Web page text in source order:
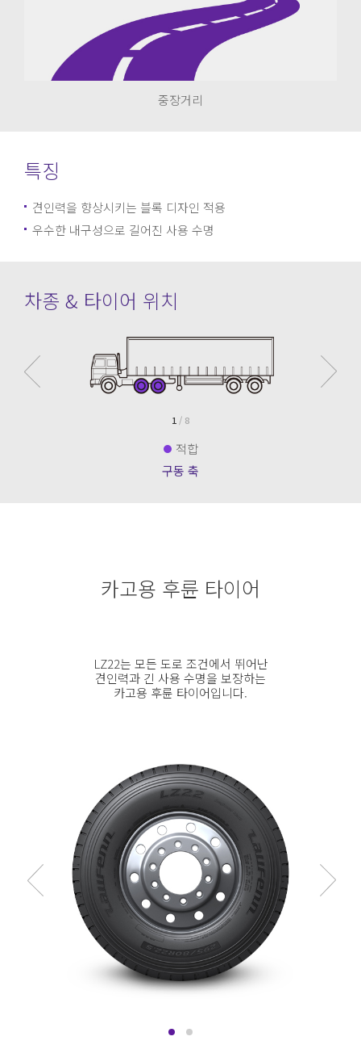
중장거리
특징
견인력을 향상시키는 블록 디자인 적용
우수한 내구성으로 길어진 사용 수명
차종 & 타이어 위치
1 / 8
적합
구동 축
카고용 후륜 타이어
LZ22는 모든 도로 조건에서 뛰어난
견인력과 긴 사용 수명을 보장하는
카고용 후륜 타이어입니다.